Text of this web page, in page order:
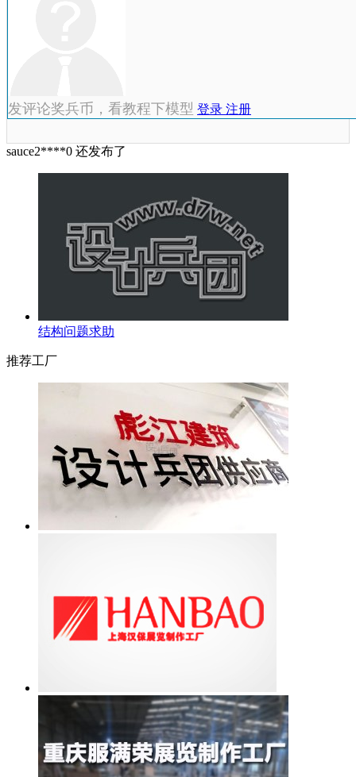
发评论奖兵币，看教程下模型 登录 注册
sauce2****0 还发布了
结构问题求助
推荐工厂